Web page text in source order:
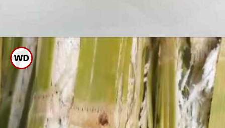
ಕಬ್ಬಿನ ಜಲ್ಲೆಯನ್ನು ಗಿಡಗಳಿಗೆ
ಹಾಕವುದರಿಂದ ಚೆನ್ನಾಗಿ ನೀರು
ಹೀರುತ್ತದೆ